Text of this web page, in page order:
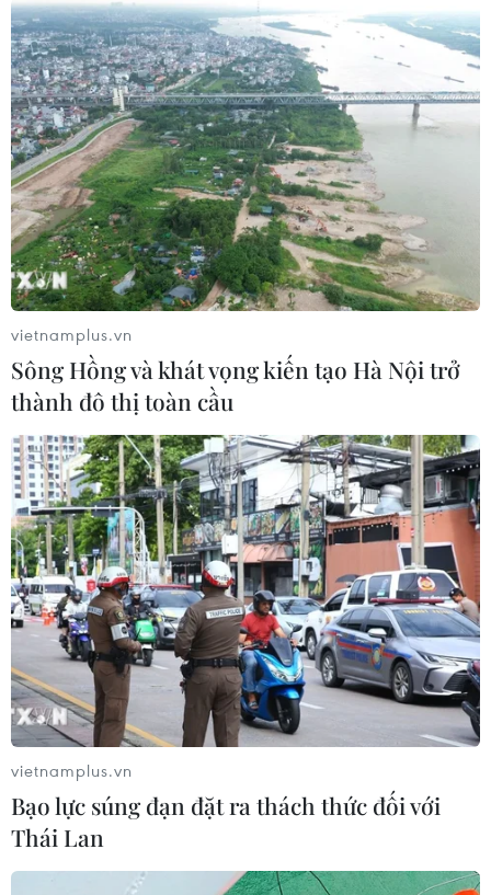
nhận nhập khẩu phế liệu
10/08/2018 01:13
Bộ Tài nguyên và Môi trường vừa có văn bản gửi Tổng
cục Hải quan về việc phối hợp triển khai cơ chế một
cửa quốc gia, công khai kết quả giải quyết thủ tục cấp
giấy xác nhận nhập khẩu phế liệu.
vietnamplus.vn
Sông Hồng và khát vọng kiến tạo Hà Nội trở
thành đô thị toàn cầu
vietnamplus.vn
Bạo lực súng đạn đặt ra thách thức đối với
Thái Lan